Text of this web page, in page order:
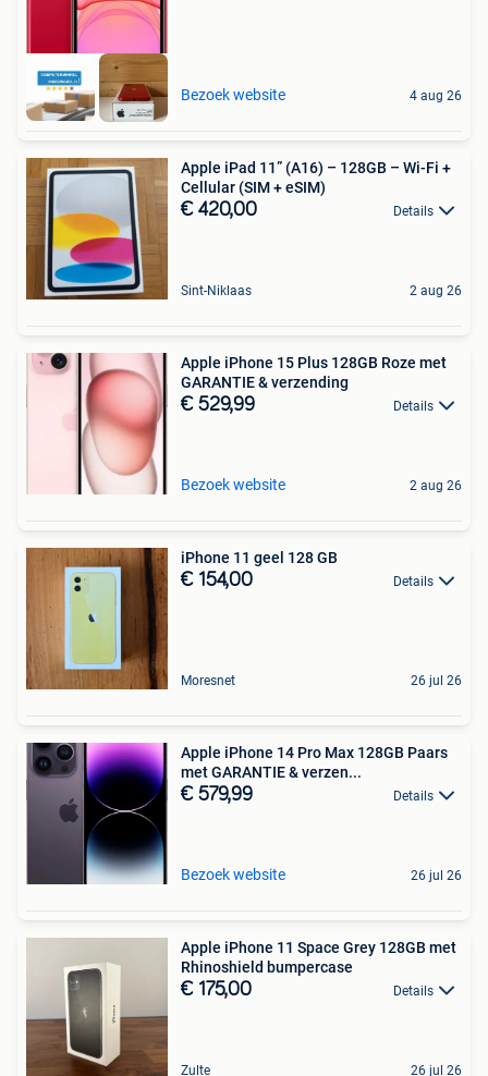
Bezoek website 4 aug 26
Apple iPad 11” (A16) – 128GB – Wi-Fi +
Cellular (SIM + eSIM)
€ 420,00 Details
Sint-Niklaas 2 aug 26
Apple iPhone 15 Plus 128GB Roze met
GARANTIE & verzending
€ 529,99 Details
Bezoek website 2 aug 26
iPhone 11 geel 128 GB
€ 154,00 Details
Moresnet 26 jul 26
Apple iPhone 14 Pro Max 128GB Paars
met GARANTIE & verzen...
€ 579,99 Details
Bezoek website 26 jul 26
Apple iPhone 11 Space Grey 128GB met
Rhinoshield bumpercase
€ 175,00 Details
Zulte 26 jul 26